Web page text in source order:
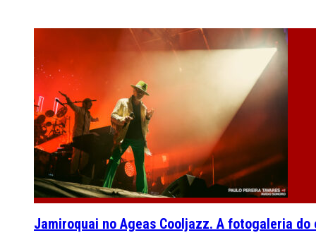
Jamiroquai no Ageas Cooljazz. A fotogaleria do